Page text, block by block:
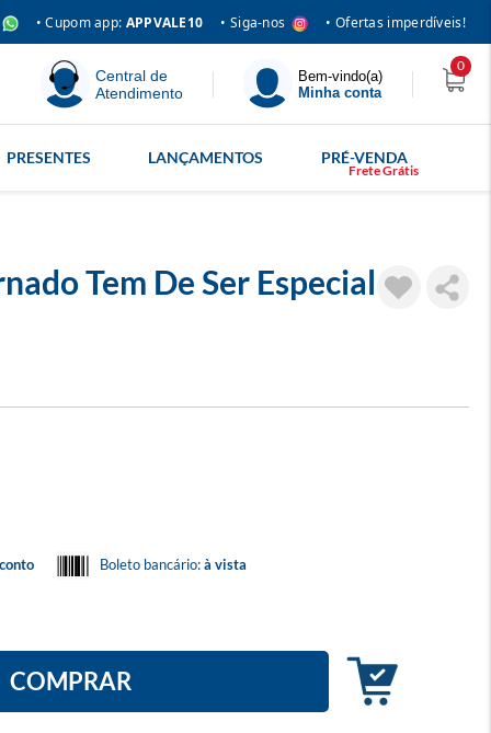
• Cupom app: APPVALE10 • Siga-nos • Ofertas imperdíveis!
Central de
Atendimento
Bem-vindo(a)
Minha conta
0
PRESENTES LANÇAMENTOS PRÉ-VENDA
Tem De Ser Especial
Boleto bancário:à vista
COMPRAR